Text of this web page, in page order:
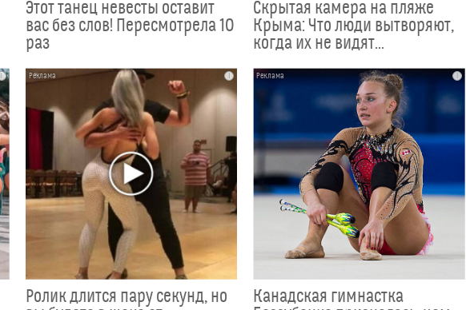
Этот танец невесты оставит
вас без слов! Пересмотрела 10
раз
Скрытая камера на пляже
Крыма: Что люди вытворяют,
когда их не видят...
Ролик длится пару секунд, но
Канадская гимнастка